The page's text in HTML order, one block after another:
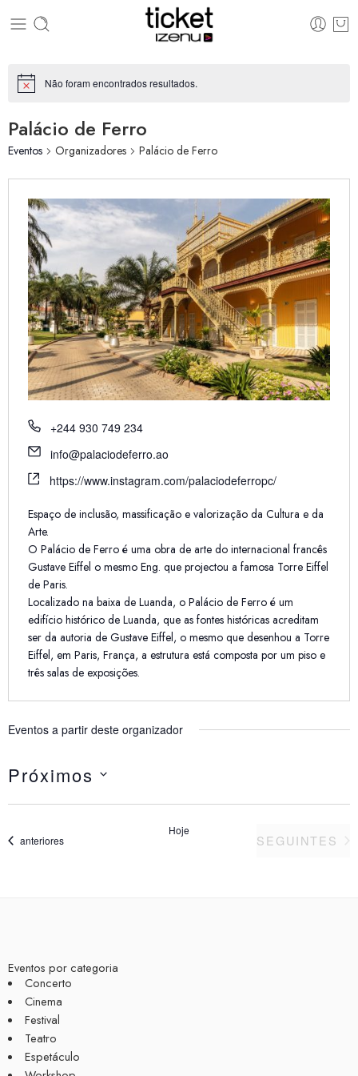
Aviso Não foram encontrados resultados.
Palácio de Ferro
Eventos Organizadores Palácio de Ferro
Telefone
+244 930 749 234
Email
info@palaciodeferro.ao
Website
https://www.instagram.com/palaciodeferropc/
Espaço de inclusão, massificação e valorização da Cultura e da
Arte.
O Palácio de Ferro é uma obra de arte do internacional francês
Gustave Eiffel o mesmo Eng. que projectou a famosa Torre Eiffel
de Paris.
Localizado na baixa de Luanda, o Palácio de Ferro é um
edifício histórico de Luanda, que as fontes históricas acreditam
ser da autoria de Gustave Eiffel, o mesmo que desenhou a Torre
Eiffel, em Paris, França, a estrutura está composta por um piso e
três salas de exposições.
Eventos a partir deste organizador
Próximos
a
Eventos
anteriores
Hoje
EVENTOS
SEGUINTES
Eventos por categoria
Concerto
Cinema
Festival
Teatro
Espetáculo